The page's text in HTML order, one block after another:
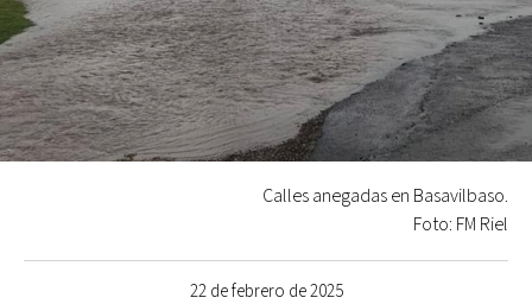
22 de febrero de 2025
Calles anegadas en Basavilbaso.
Foto: FM Riel